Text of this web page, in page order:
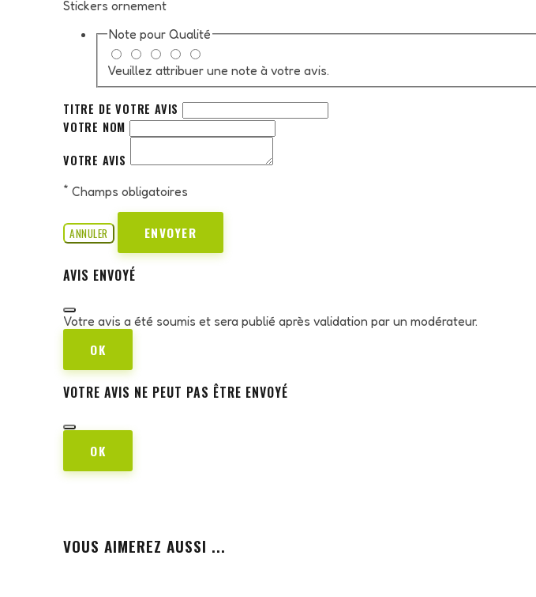
Stickers ornement
Note pour Qualité
Veuillez attribuer une note à votre avis.
TITRE DE VOTRE AVIS
VOTRE NOM
VOTRE AVIS
* Champs obligatoires
ANNULER ENVOYER
AVIS ENVOYÉ
Votre avis a été soumis et sera publié après validation par un modérateur.
OK
VOTRE AVIS NE PEUT PAS ÊTRE ENVOYÉ
OK
VOUS AIMEREZ AUSSI ...